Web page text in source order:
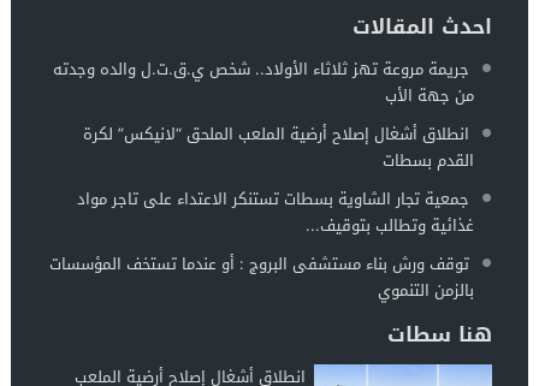
احدث المقالات
جريمة مروعة تهز ثلاثاء الأولاد.. شخص ي.ق.ت.ل والده وجدته
من جهة الأب
انطلاق أشغال إصلاح أرضية الملعب الملحق “لانيكس” لكرة
القدم بسطات
جمعية تجار الشاوية بسطات تستنكر الاعتداء على تاجر مواد
غذائية وتطالب بتوقيف...
توقف ورش بناء مستشفى البروج : أو عندما تستخف المؤسسات
بالزمن التنموي
هنا سطات
انطلاق أشغال إصلاح أرضية الملعب